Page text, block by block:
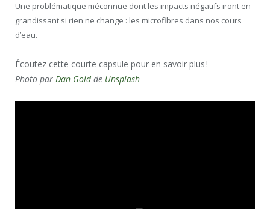
Une problématique méconnue dont les impacts négatifs iront en
grandissant si rien ne change : les microfibres dans nos cours
d’eau.
Écoutez cette courte capsule pour en savoir plus !
Photo par Dan Goldde Unsplash